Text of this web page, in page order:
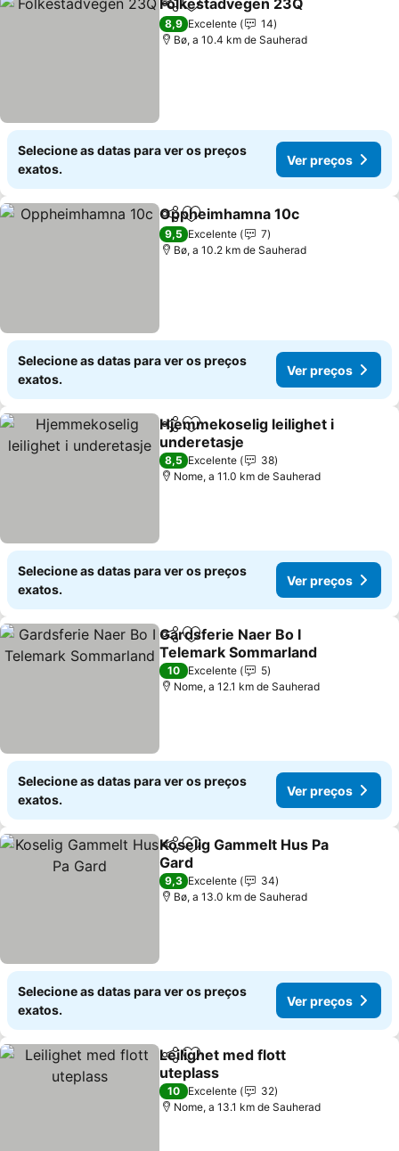
PartilharAdicionar aos favoritos
Folkestadvegen 23Q
8,9 Excelente
14
Bø, a 10.4 km de Sauherad
Selecione as datas para ver os preços
exatos.
Ver preços
PartilharAdicionar aos favoritos
Oppheimhamna 10c
9,5 Excelente
7
Bø, a 10.2 km de Sauherad
Selecione as datas para ver os preços
exatos.
Ver preços
PartilharAdicionar aos favoritos
Hjemmekoselig leilighet i
underetasje
Ver preços
8,5 Excelente
38
Nome, a 11.0 km de Sauherad
Selecione as datas para ver os preços
exatos.
Ver preços
PartilharAdicionar aos favoritos
Gardsferie Naer Bo I
Telemark Sommarland
Ver preços
10 Excelente
5
Nome, a 12.1 km de Sauherad
Selecione as datas para ver os preços
exatos.
Ver preços
PartilharAdicionar aos favoritos
Koselig Gammelt Hus Pa
Gard
Ver preços
9,3 Excelente
34
Bø, a 13.0 km de Sauherad
Selecione as datas para ver os preços
exatos.
Ver preços
PartilharAdicionar aos favoritos
Leilighet med flott
uteplass
Ver preços
10 Excelente
32
Nome, a 13.1 km de Sauherad